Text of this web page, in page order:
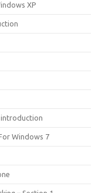
XP
introduction
Windows 7